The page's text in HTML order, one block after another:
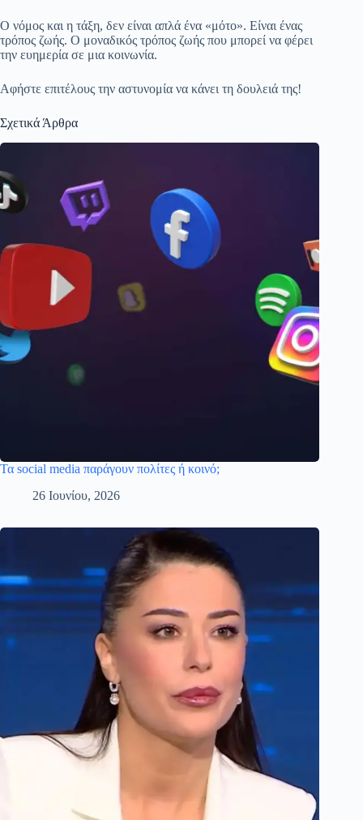
Ο νόμος και η τάξη, δεν είναι απλά ένα «μότο». Είναι ένας
τρόπος ζωής. Ο μοναδικός τρόπος ζωής που μπορεί να φέρει
την ευημερία σε μια κοινωνία.
Αφήστε επιτέλους την αστυνομία να κάνει τη δουλειά της!
Σχετικά Άρθρα
Τα social media παράγουν πολίτες ή κοινό;
26 Ιουνίου, 2026